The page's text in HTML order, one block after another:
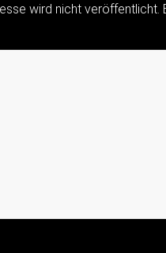
wird nicht veröffentlicht.